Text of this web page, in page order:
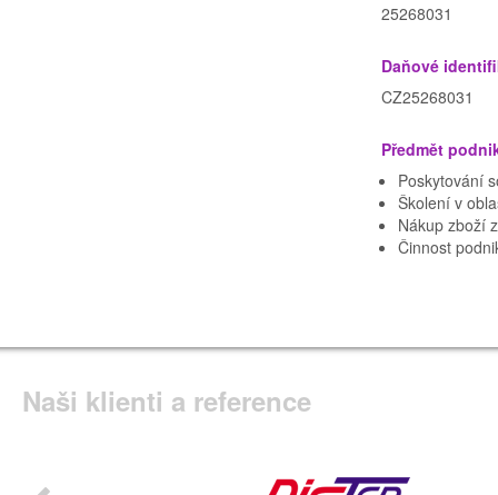
25268031
Daňové
CZ25268031
Předmět
Poskytování
Školení v
Nákup zboží
Činnost
Naši klienti a reference